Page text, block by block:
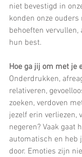
niet bevestigd in
konden onze ouders
behoeften vervullen,
hun best.
Hoe ga jij om met je
Onderdrukken,
relativeren,
zoeken, verdoven
jezelf erin verliezen,
negeren? Vaak gaat
automatisch en heb
door. Emoties zijn